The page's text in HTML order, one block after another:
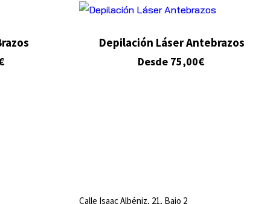
Depilación Láser Antebrazos
Desde 75,00€
Calle Isaac Albéniz, 21, Bajo 2